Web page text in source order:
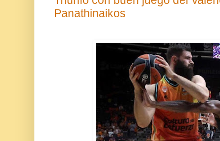
Panathinaikos